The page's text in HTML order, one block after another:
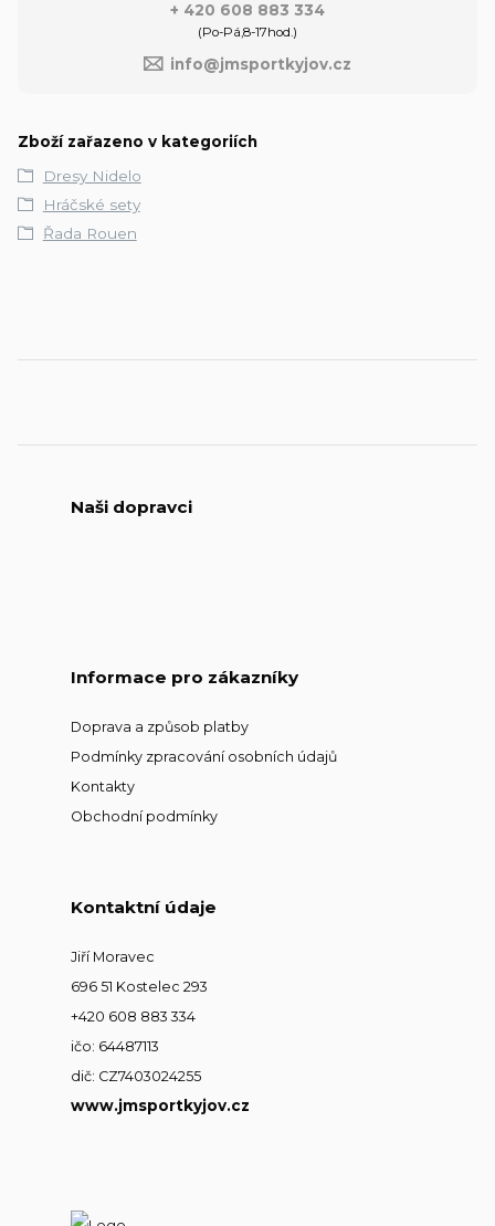
+ 420 608 883 334
(Po-Pá,8-17hod.)
info@jmsportkyjov.cz
Zboží zařazeno v kategoriích
Dresy Nidelo
Hráčské sety
Řada Rouen
Naši dopravci
Informace pro zákazníky
Doprava a způsob platby
Podmínky zpracování osobních údajů
Kontakty
Obchodní podmínky
Kontaktní údaje
Jiří Moravec
696 51 Kostelec 293
+420 608 883 334
ičo: 64487113
dič: CZ7403024255
www.jmsportkyjov.cz